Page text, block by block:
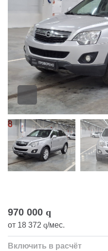
2 - Переднее правое крыло
3 - Крышка багажника
970 000 q
от 18 372 q/мес.
Включить в расчёт